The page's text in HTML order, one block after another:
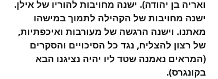
ואריה בן יהודה). ישנה מחויבות להוריו של אילן.
ישנה מחויבות של הקהילה לתמוך במישהו
מאתנו. וישנה הרגשה של מעורבות ואיכפתיות,
של רצון להצליח, נגד כל הסיכויים והסקרים
(המראים נאמנה שטד ליו יהיה נציגנו הבא
בקונגרס).